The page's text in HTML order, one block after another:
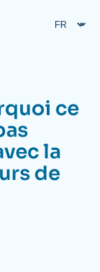
ce
la
de